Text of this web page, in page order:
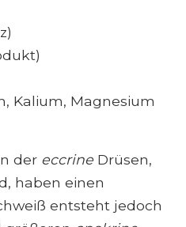
Kalium, Magnesium
der eccrine Drüsen,
haben einen
entsteht jedoch